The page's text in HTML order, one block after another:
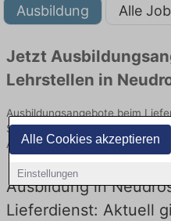
Alle Cookies akzeptieren
Einstellungen
Ausbildung Alle
Jetzt
Lehrstellen in
Ausbildungsangebote beim
Sie von namhaften Firmen.
Arbeitgebern und bewerben Sie
Ausbildung in
Lieferdienst: Aktuell